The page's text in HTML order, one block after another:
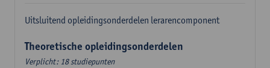
Uitsluitend opleidingsonderdelen lerarencomponent
Theoretische opleidingsonderdelen
Verplicht: 18 studiepunten